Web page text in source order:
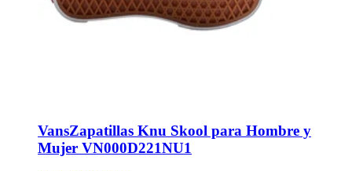
VansZapatillas Knu Skool para Hombre y
Mujer VN000D221NU1